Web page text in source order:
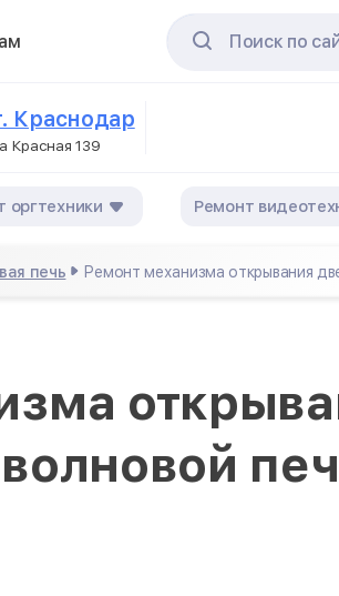
Поиск по
Краснодар
Красная 139
оргтехники Ремонт
печь Ремонт механизма открывания